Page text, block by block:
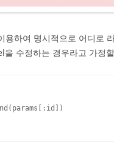
하여 명시적으로 어디로
수정하는 경우라고 가정